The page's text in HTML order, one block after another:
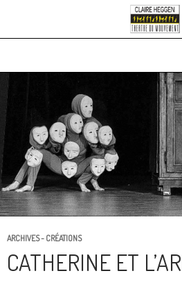
AU
CONTENU
ARCHIVES - CRÉATIONS
CATHERINE ET